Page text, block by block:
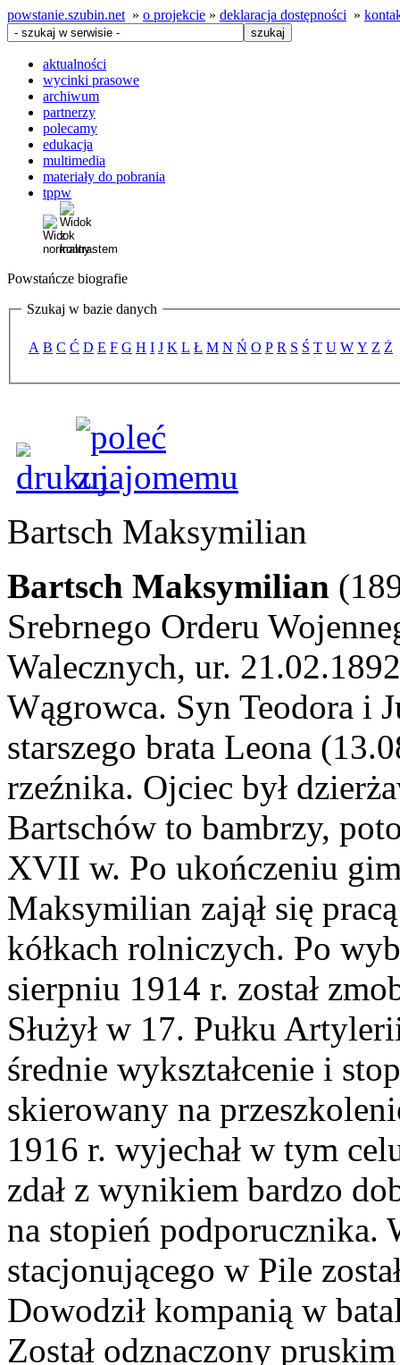
powstanie.szubin.net » o projekcie » deklaracja dostępności »
aktualności
wycinki prasowe
archiwum
partnerzy
polecamy
edukacja
multimedia
materiały do pobrania
tppw
Powstańcze biografie
Szukaj w bazie danych
A B C Ć D E F G H I J K L Ł M N Ń O P R S Ś T U W Y Z Ż
Bartsch Maksymilian
Bartsch Maksymilian
Srebrnego Orderu
Walecznych, ur.
Wągrowca. Syn Teodora i
starszego brata Leona
rzeźnika. Ojciec był
Bartschów to bambrzy,
XVII w. Po ukończeniu
Maksymilian zajął się
kółkach rolniczych. Po
sierpniu 1914 r. został
Służył w 17. Pułku
średnie wykształcenie i
skierowany na
1916 r. wyjechał w tym
zdał z wynikiem bardzo
na stopień podporucznika.
stacjonującego w Pile
Dowodził kompanią w
Został odznaczony